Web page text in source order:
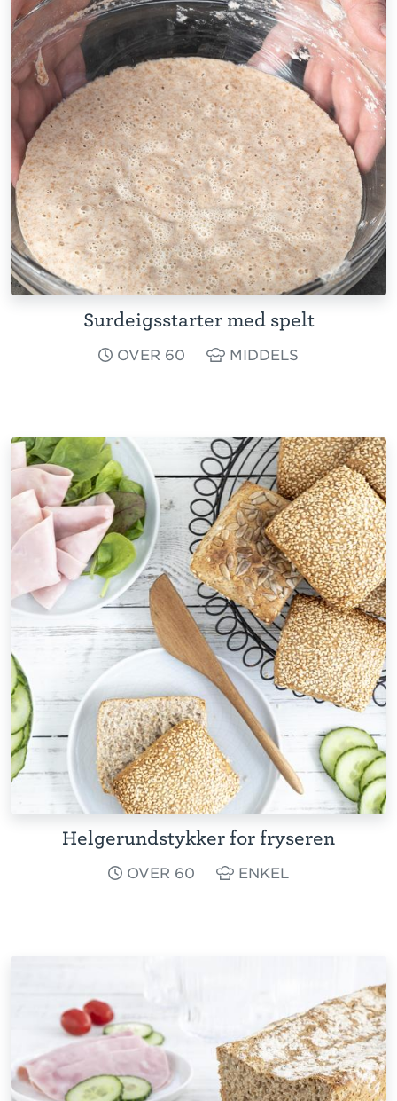
Surdeigsstarter med spelt
OVER 60 MIDDELS
Helgerundstykker for fryseren
OVER 60 ENKEL